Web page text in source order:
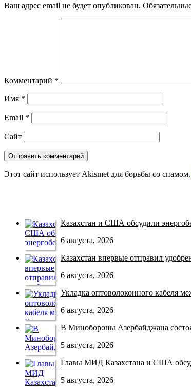
Ваш адрес email не будет опубликован.
Комментарий *
Имя *
Email *
Сайт
Этот сайт использует Akismet для борьбы со спамом.
Казахстан и США обсудили
6 августа, 2026
Казахстан впервые отправил
6 августа, 2026
Укладка оптоволоконного кабеля
6 августа, 2026
В Минобороны Азербайджана
5 августа, 2026
Главы МИД Казахстана и США
5 августа, 2026